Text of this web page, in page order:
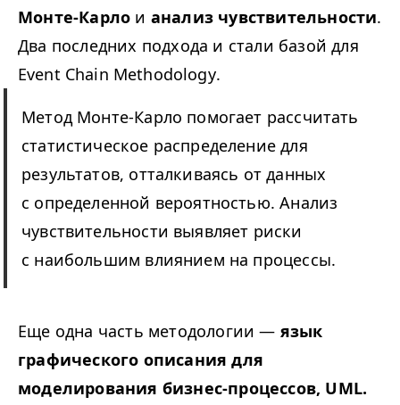
Монте-Карло и анализ чувствительности.
Два последних подхода и стали базой для
Event Chain Methodology.
Метод Монте-Карло помогает рассчитать
статистическое распределение для
результатов, отталкиваясь от данных
с определенной вероятностью. Анализ
чувствительности выявляет риски
с наибольшим влиянием на процессы.
Еще одна часть методологии — язык
графического описания для
моделирования бизнес-процессов, UML.